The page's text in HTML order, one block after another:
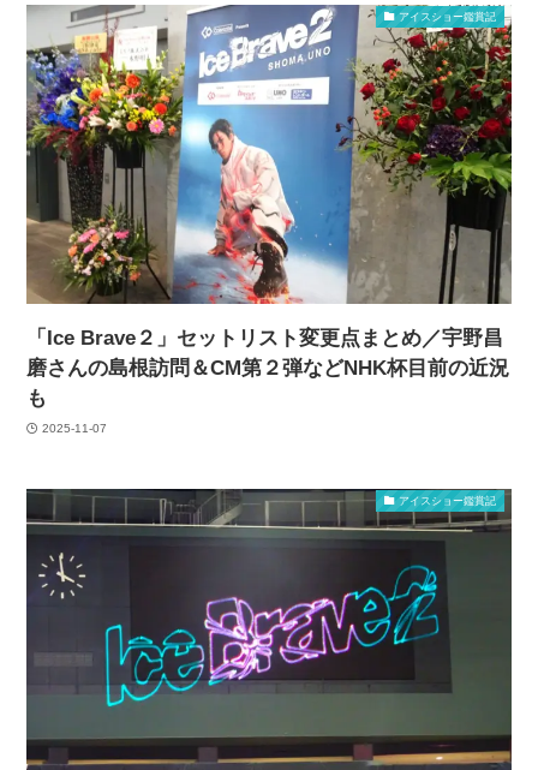
アイスショー鑑賞記
「Ice Brave２」セットリスト変更点まとめ／宇野昌
磨さんの島根訪問＆CM第２弾などNHK杯目前の近況
も
2025-11-07
アイスショー鑑賞記